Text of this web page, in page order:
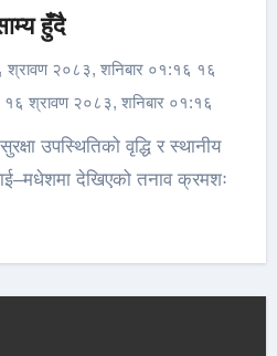
हुँदै
श्रावण २०८३, शनिबार ०१:१६ १६
श्रावण २०८३, शनिबार ०१:१६
देखिएको तनाव क्रमशः